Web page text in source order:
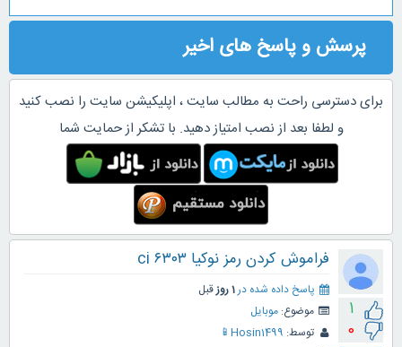
پرسش و پاسخ های اخیر
برای دسترسی راحت به مطالب سایت ، اپلیکیشن سایت را نصب کنید
و لطفا بعد از نصب امتیاز دهید. با تشکر از حمایت شما
1
0
فراموش کردن رمز نوکیا ۶۳۰۳ ci
پاسخ داده شده در1 روز
قبل
موضوع: موبایل
توسط: Hosin1499📱